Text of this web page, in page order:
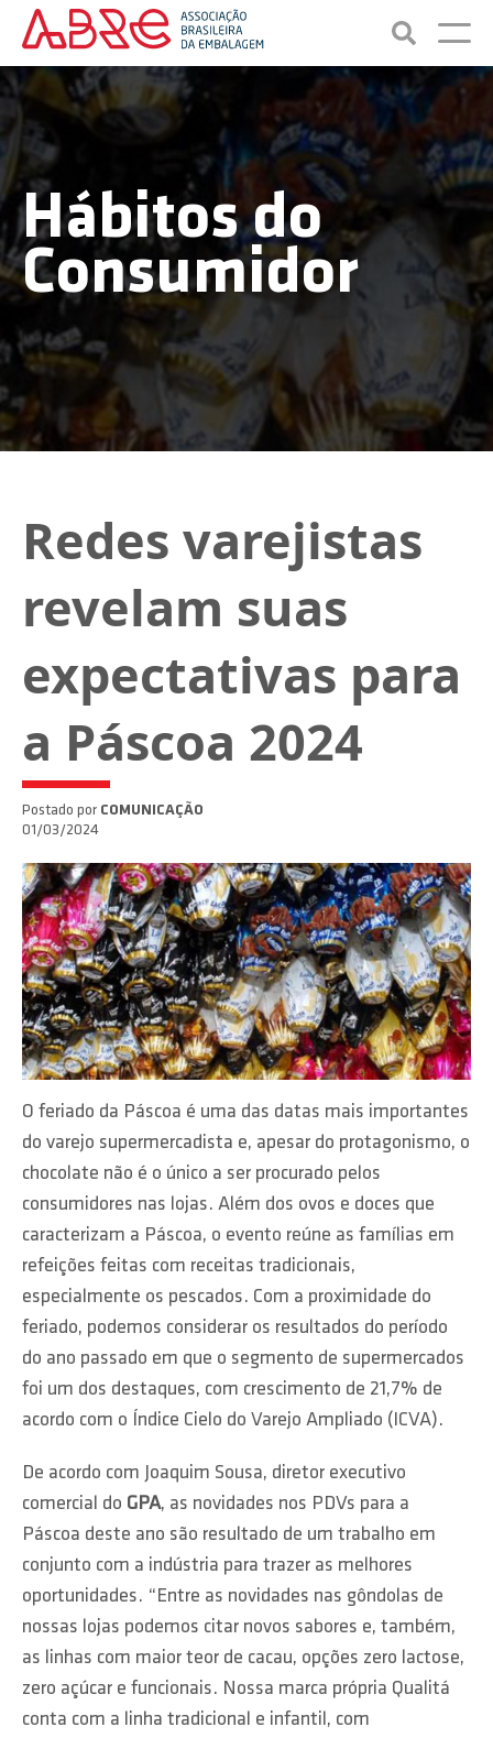
Hábitos do
Consumidor
Redes varejistas
revelam suas
expectativas para
a Páscoa 2024
Postado por COMUNICAÇÃO
01/03/2024
O feriado da Páscoa é uma das datas mais importantes
do varejo supermercadista e, apesar do protagonismo, o
chocolate não é o único a ser procurado pelos
consumidores nas lojas. Além dos ovos e doces que
caracterizam a Páscoa, o evento reúne as famílias em
refeições feitas com receitas tradicionais,
especialmente os pescados. Com a proximidade do
feriado, podemos considerar os resultados do período
do ano passado em que o segmento de supermercados
foi um dos destaques, com crescimento de 21,7% de
acordo com o Índice Cielo do Varejo Ampliado (ICVA).
De acordo com Joaquim Sousa, diretor executivo
comercial do GPA, as novidades nos PDVs para a
Páscoa deste ano são resultado de um trabalho em
conjunto com a indústria para trazer as melhores
oportunidades. “Entre as novidades nas gôndolas de
nossas lojas podemos citar novos sabores e, também,
as linhas com maior teor de cacau, opções zero lactose,
zero açúcar e funcionais. Nossa marca própria Qualitá
conta com a linha tradicional e infantil, com